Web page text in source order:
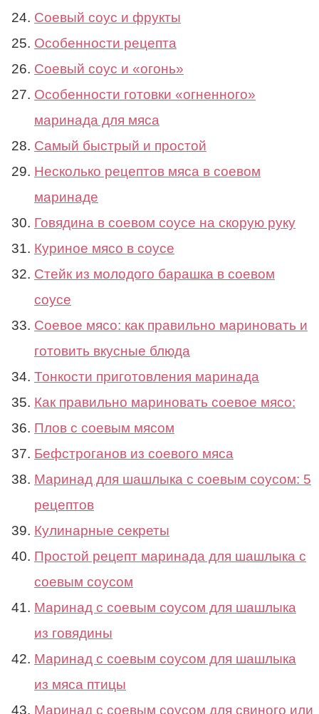
Соевый соус и фрукты
Особенности рецепта
Соевый соус и «огонь»
Особенности готовки «огненного»
маринада для мяса
Самый быстрый и простой
Несколько рецептов мяса в соевом
маринаде
Говядина в соевом соусе на скорую руку
Куриное мясо в соусе
Стейк из молодого барашка в соевом
соусе
Соевое мясо: как правильно мариновать и
готовить вкусные блюда
Тонкости приготовления маринада
Как правильно мариновать соевое мясо:
Плов с соевым мясом
Бефстроганов из соевого мяса
Маринад для шашлыка с соевым соусом: 5
рецептов
Кулинарные секреты
Простой рецепт маринада для шашлыка с
соевым соусом
Маринад с соевым соусом для шашлыка
из говядины
Маринад с соевым соусом для шашлыка
из мяса птицы
Маринад с соевым соусом для свиного или